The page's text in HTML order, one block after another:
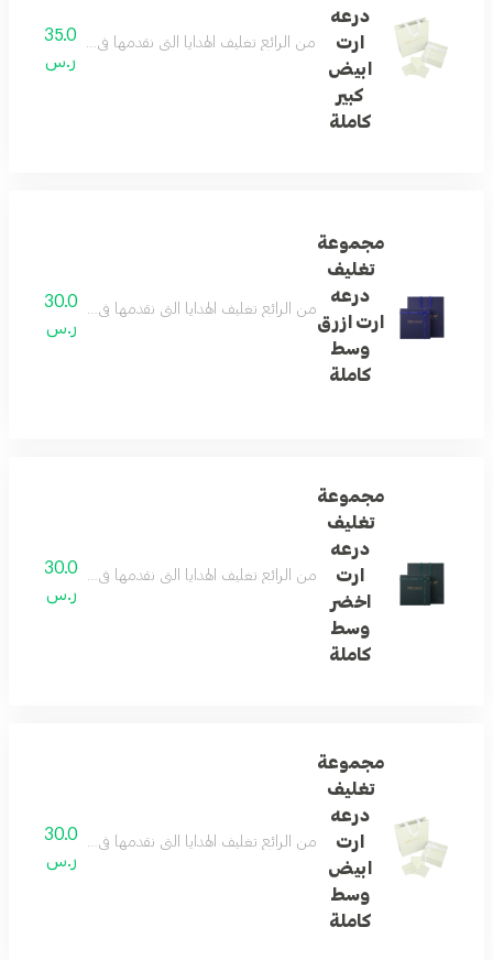
درعه
ارت
ابيض
كبير
كاملة
من الرائع تغليف الهدايا التي نقدمها في حياتنا ...
35.0
ر.س
مجموعة
تغليف
درعه
ارت ازرق
وسط
كاملة
من الرائع تغليف الهدايا التي نقدمها في حياتنا ...
30.0
ر.س
مجموعة
تغليف
درعه
ارت
اخضر
وسط
كاملة
من الرائع تغليف الهدايا التي نقدمها في حياتنا ...
30.0
ر.س
مجموعة
تغليف
درعه
ارت
ابيض
وسط
كاملة
من الرائع تغليف الهدايا التي نقدمها في حياتنا ...
30.0
ر.س